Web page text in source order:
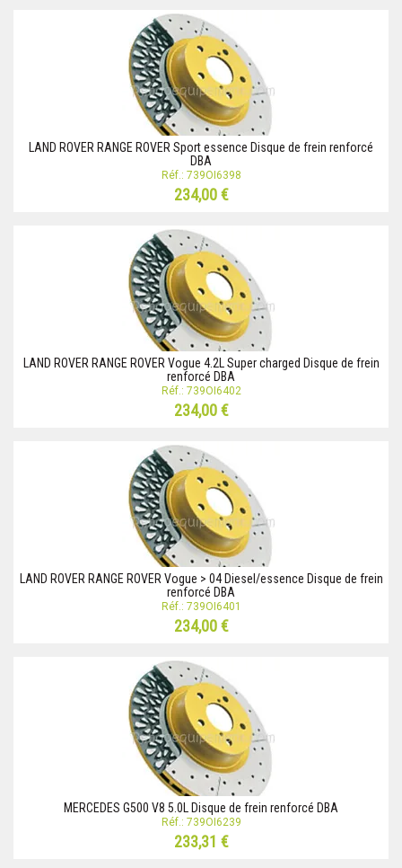
LAND ROVER RANGE ROVER Sport essence Disque de frein renforcé
DBA
Réf.: 739OI6398
234,00 €
LAND ROVER RANGE ROVER Vogue 4.2L Super charged Disque de frein
renforcé DBA
Réf.: 739OI6402
234,00 €
LAND ROVER RANGE ROVER Vogue > 04 Diesel/essence Disque de frein
renforcé DBA
Réf.: 739OI6401
234,00 €
MERCEDES G500 V8 5.0L Disque de frein renforcé DBA
Réf.: 739OI6239
233,31 €